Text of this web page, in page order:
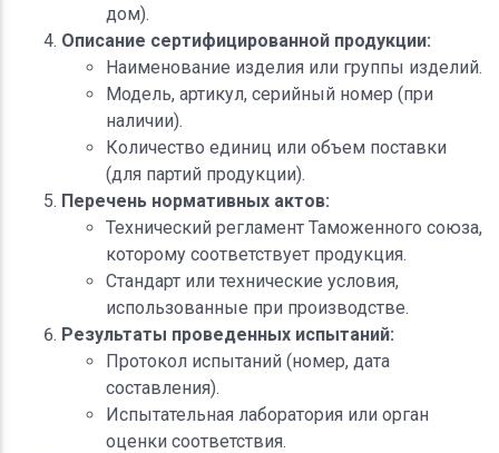
дом).
Описание сертифицированной продукции:
Наименование изделия или группы изделий.
Модель, артикул, серийный номер (при
наличии).
Количество единиц или объем поставки
(для партий продукции).
Перечень нормативных актов:
Технический регламент Таможенного союза,
которому соответствует продукция.
Стандарт или технические условия,
использованные при производстве.
Результаты проведенных испытаний:
Протокол испытаний (номер, дата
составления).
Испытательная лаборатория или орган
оценки соответствия.